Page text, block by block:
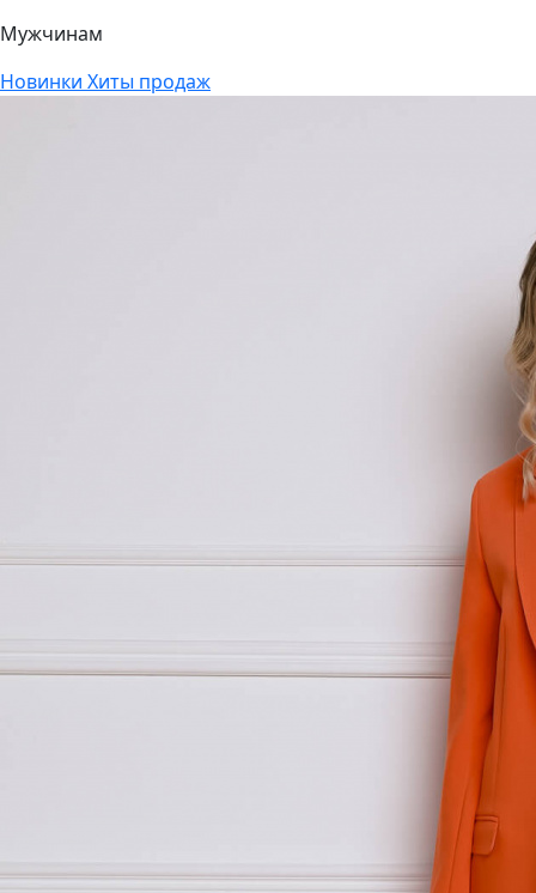
Мужчинам
Новинки Хиты продаж